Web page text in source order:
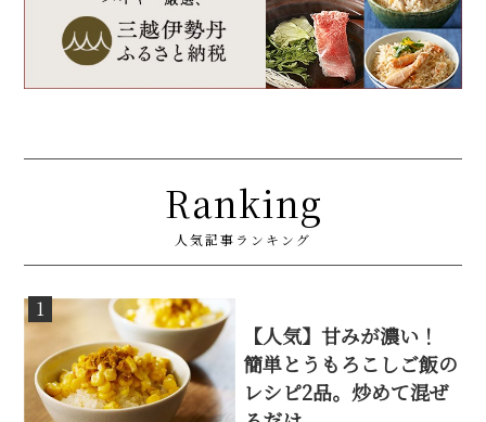
Ranking
人気記事ランキング
1
【人気】甘みが濃い！
簡単とうもろこしご飯の
レシピ2品。炒めて混ぜ